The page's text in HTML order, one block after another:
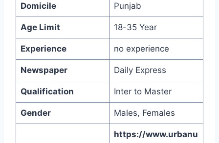
Domicile Punjab
Age Limit 18-35 Year
Experience no experience
Newspaper Daily Express
Qualification Inter to Master
Gender Males, Females
https://www.urbanu